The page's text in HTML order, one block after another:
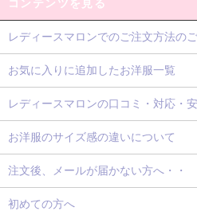
コンテンツを見る
レディースマロンでのご注文方法の
お気に入りに追加したお洋服一覧
レディースマロンの口コミ・対応・
お洋服のサイズ感の違いについて
注文後、メールが届かない方へ・・
初めての方へ